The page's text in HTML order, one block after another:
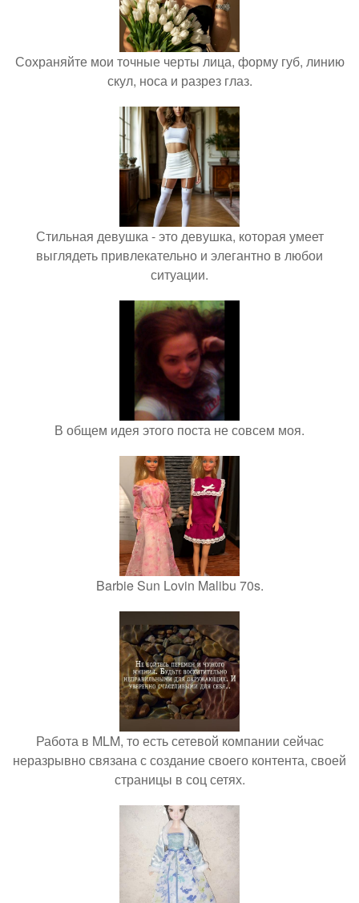
Сохраняйте мои точные черты лица, форму губ, линию
скул, носа и разрез глаз.
Стильная девушка - это девушка, которая умеет
выглядеть привлекательно и элегантно в любои
ситуации.
В общем идея этого поста не совсем моя.
Barbie Sun Lovin Malibu 70s.
Работа в MLM, то есть сетевой компании сейчас
неразрывно связана с создание своего контента, своей
страницы в соц сетях.